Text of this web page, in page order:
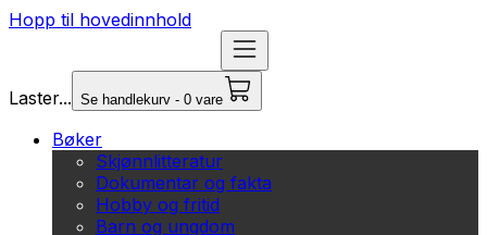
Hopp til hovedinnhold
Laster... Se handlekurv - 0 vare
Bøker
Skjønnlitteratur
Dokumentar og fakta
Hobby og fritid
Barn og ungdom